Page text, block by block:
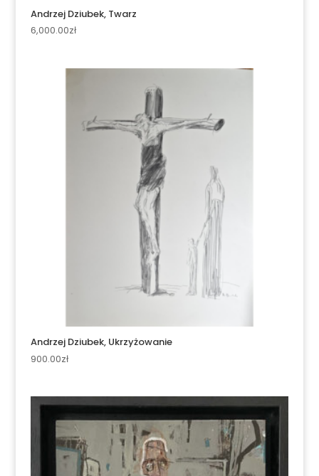
Andrzej Dziubek, Twarz
6,000.00zł
Andrzej Dziubek, Ukrzyżowanie
900.00zł